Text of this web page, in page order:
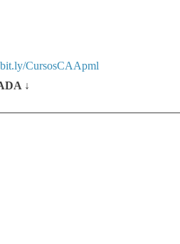
bit.ly/CursosCAApml
↓